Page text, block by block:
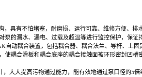
，具有不怕堵塞，耐磨损、运行可靠、维修方便、
泵的漏水、 漏电、 过载及超温等进行监控保护 ，保证
自动耦合装置 ， 包括耦合器、耦合法兰、导杆、上
使耦合滑板和耦合底座的耦合接触面被环形密封凹槽
大大提高污物通过能力，能有效地通过泵口径的5倍